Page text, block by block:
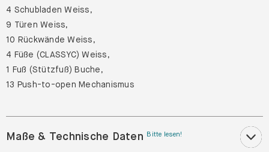
4 Schubladen Weiss,
9 Türen Weiss,
10 Rückwände Weiss,
4 Füße (CLASSYC) Weiss,
1 Fuß (Stützfuß) Buche,
13 Push-to-open Mechanismus
Maße & Technische Daten Bitte lesen!